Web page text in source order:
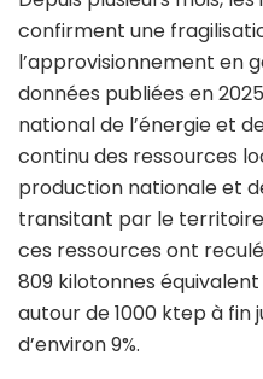
confirment une
l’approvisionnement en
données publiées en
national de l’énergie et
continu des ressources
production nationale et
transitant par le territoire
ces ressources ont
809 kilotonnes
autour de 1000 ktep à fin
d’environ 9%.